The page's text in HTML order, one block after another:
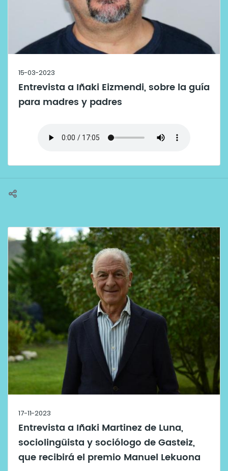
15-03-2023
Entrevista a Iñaki Eizmendi, sobre la guía
para madres y padres
17-11-2023
Entrevista a Iñaki Martinez de Luna,
sociolingüista y sociólogo de Gasteiz,
que recibirá el premio Manuel Lekuona